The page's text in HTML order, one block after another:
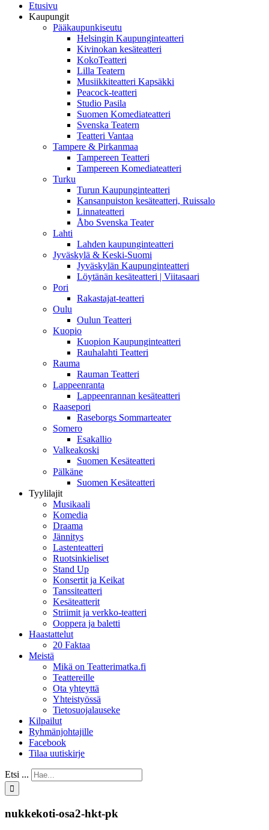
Etusivu
Kaupungit
Pääkaupunkiseutu
Helsingin Kaupunginteatteri
Kivinokan kesäteatteri
KokoTeatteri
Lilla Teatern
Musiikkiteatteri Kapsäkki
Peacock-teatteri
Studio Pasila
Suomen Komediateatteri
Svenska Teatern
Teatteri Vantaa
Tampere & Pirkanmaa
Tampereen Teatteri
Tampereen Komediateatteri
Turku
Turun Kaupunginteatteri
Kansanpuiston kesäteatteri, Ruissalo
Linnateatteri
Åbo Svenska Teater
Lahti
Lahden kaupunginteatteri
Jyväskylä & Keski-Suomi
Jyväskylän Kaupunginteatteri
Löytänän kesäteatteri | Viitasaari
Pori
Rakastajat-teatteri
Oulu
Oulun Teatteri
Kuopio
Kuopion Kaupunginteatteri
Rauhalahti Teatteri
Rauma
Rauman Teatteri
Lappeenranta
Lappeenrannan kesäteatteri
Raasepori
Raseborgs Sommarteater
Somero
Esakallio
Valkeakoski
Suomen Kesäteatteri
Pälkäne
Suomen Kesäteatteri
Tyylilajit
Musikaali
Komedia
Draama
Jännitys
Lastenteatteri
Ruotsinkieliset
Stand Up
Konsertit ja Keikat
Tanssiteatteri
Kesäteatterit
Striimit ja verkko-teatteri
Ooppera ja baletti
Haastattelut
20 Faktaa
Meistä
Mikä on Teatterimatka.fi
Teattereille
Ota yhteyttä
Yhteistyössä
Tietosuojalauseke
Kilpailut
Ryhmänjohtajille
Facebook
Tilaa uutiskirje
Etsi ...
nukkekoti-osa2-hkt-pk